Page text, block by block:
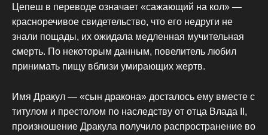
Цепеш в переводе означает «сажающий на кол» —
красноречивое свидетельство, что его недруги не
знали пощады, их ожидала медленная мучительная
смерть. По некоторым данным, повелитель любил
принимать пищу вблизи умирающих жертв.
Имя Дракул — «сын дракона» досталось ему вместе с
титулом и престолом по наследству от отца Влада ІІ,
произношение Дракула получило распространение во